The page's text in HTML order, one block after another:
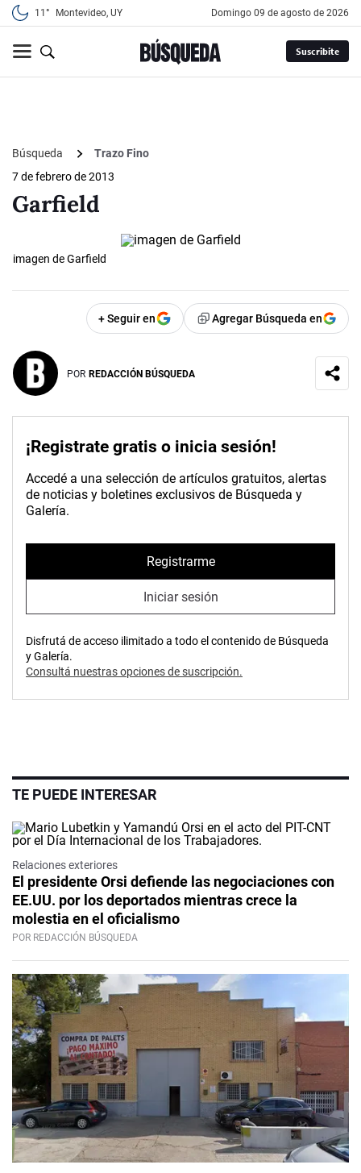
11° Montevideo, UY domingo 09 de agosto de 2026
Suscribite
Búsqueda
Trazo Fino
7 de febrero de 2013
Garfield
imagen de Garfield
+ Seguir en Agregar Búsqueda en
POR REDACCIÓN BÚSQUEDA
¡Registrate gratis o inicia sesión!
Accedé a una selección de artículos gratuitos, alertas
de noticias y boletines exclusivos de Búsqueda y
Galería.
Registrarme
Iniciar sesión
Disfrutá de acceso ilimitado a todo el contenido de Búsqueda
y Galería.
Consultá nuestras opciones de suscripción.
TE PUEDE INTERESAR
Relaciones exteriores
El presidente Orsi defiende las negociaciones con
EE.UU. por los deportados mientras crece la
molestia en el oficialismo
POR REDACCIÓN BÚSQUEDA